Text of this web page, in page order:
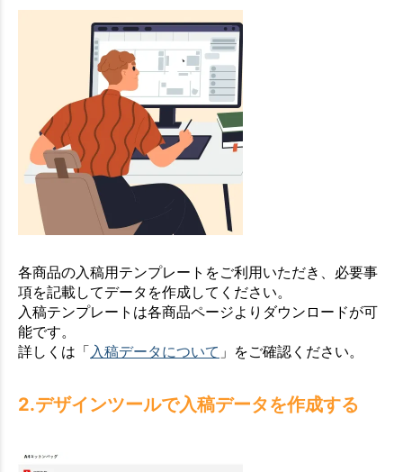
各商品の入稿用テンプレートをご利用いただき、必要事
項を記載してデータを作成してください。
入稿テンプレートは各商品ページよりダウンロードが可
能です。
詳しくは「入稿データについて 」をご確認ください。
2.デザインツールで入稿データを作成する